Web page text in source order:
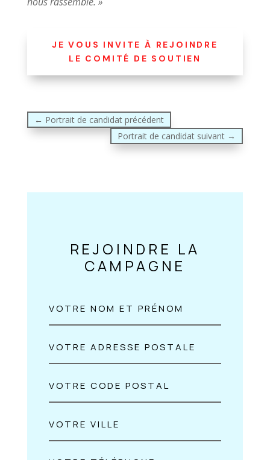
JE VOUS INVITE À REJOINDRE
LE COMITÉ DE SOUTIEN
← Portrait de candidat précédent
Portrait de candidat suivant →
REJOINDRE LA
CAMPAGNE